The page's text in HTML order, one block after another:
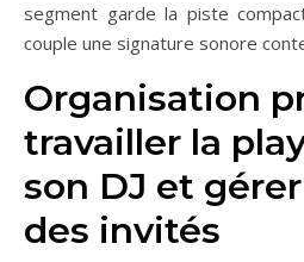
segment garde la piste
couple une signature sonore
Organisation
travailler la
son DJ et
des invités